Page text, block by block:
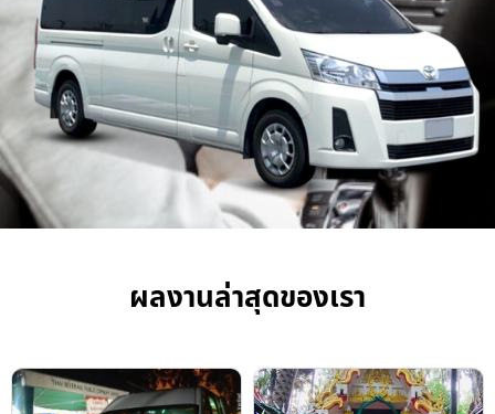
ผลงานล่าสุดของเรา